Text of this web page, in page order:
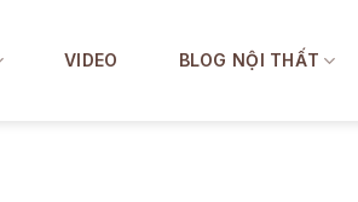
VIDEO BLOG NỘI THẤT